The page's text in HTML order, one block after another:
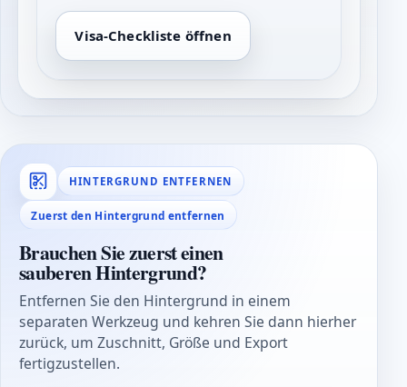
Visa-Checkliste öffnen
HINTERGRUND ENTFERNEN
Zuerst den Hintergrund entfernen
Brauchen Sie zuerst einen
sauberen Hintergrund?
Entfernen Sie den Hintergrund in einem
separaten Werkzeug und kehren Sie dann hierher
zurück, um Zuschnitt, Größe und Export
fertigzustellen.